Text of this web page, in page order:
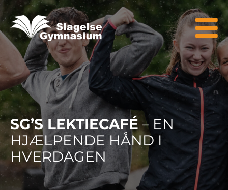
SG’S LEKTIECAFÉ– EN
HJÆLPENDE HÅND I
HVERDAGEN